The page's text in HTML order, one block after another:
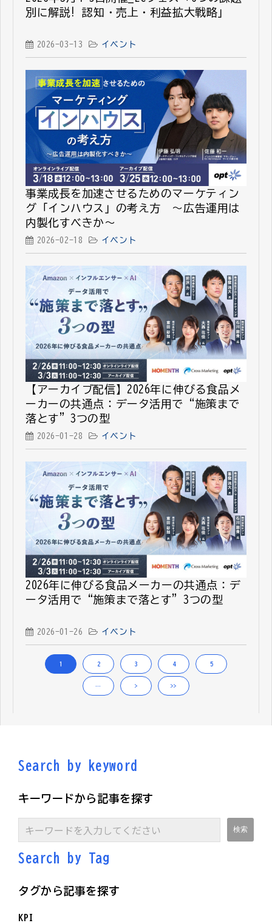
別に解説! 認知・売上・利益拡大戦略」
2026-03-13 イベント
事業成長を加速させるためのマーケティン
グ「インハウス」の考え方 ～広告運用は
内製化すべきか～
2026-02-18 イベント
【アーカイブ配信】2026年に伸びる食品メ
ーカーの共通点：データ活用で“施策まで
落とす”3つの型
2026-01-28 イベント
2026年に伸びる食品メーカーの共通点：デ
ータ活用で“施策まで落とす”3つの型
2026-01-26 イベント
1 2 3 4 5
… > >>
Search by keyword
キーワードから記事を探す
Search by Tag
タグから記事を探す
KPI